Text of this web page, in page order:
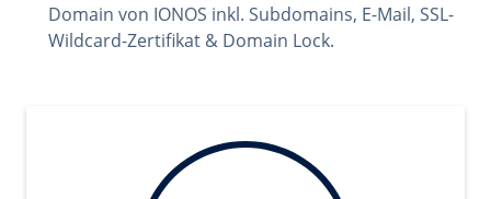
Domain von IONOS inkl. Subdomains, E-Mail, SSL-
Wildcard-Zertifikat & Domain Lock.